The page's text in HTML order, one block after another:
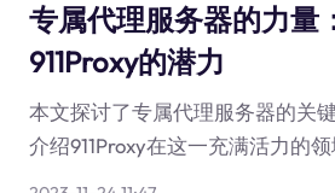
专属代理服务器的力量
911Proxy的潜力
本文探讨了专属代理服务器的关
介绍911Proxy在这一充满活力的领